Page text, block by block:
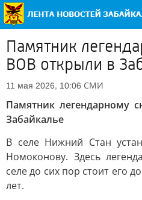
Памятник
ВОВ открыли в
11 мая 2026, 10:06 СМИ
Памятник легендарному
Забайкалье
В селе Нижний Стан
Номоконову. Здесь
селе до сих пор стоит его
лет.